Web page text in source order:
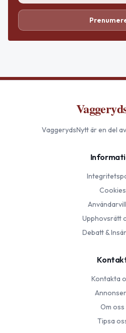
VaggerydsNyttär en del
Cookies
Upphovsrätt
Debatt &
Kontakta
Om oss
Tipsa